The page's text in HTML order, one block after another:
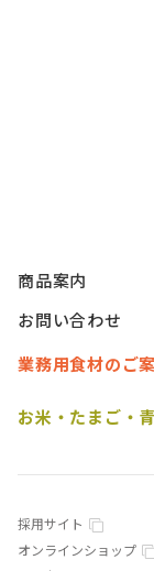
商品案内
お問い合わせ
業務用食材のご
お米・たまご・
採用サイト
オンラインショップ